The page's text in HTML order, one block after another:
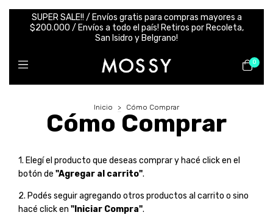
SUPER SALE!! / Envíos gratis para compras mayores a
$200.000 / Envíos a todo el país! Retiros por Recoleta,
San Isidro y Belgrano!
0
Inicio > Cómo Comprar
Cómo Comprar
1. Elegí el producto que deseas comprar y hacé click en el
botón de "Agregar al carrito".
2. Podés seguir agregando otros productos al carrito o sino
hacé click en "Iniciar Compra".